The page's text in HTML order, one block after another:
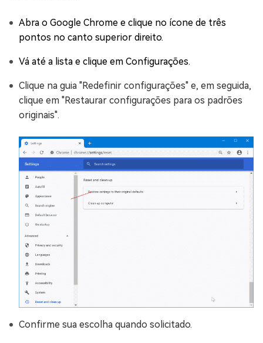
Abra o Google Chrome e clique no ícone de três
pontos no canto superior direito.
Vá até a lista e clique em Configurações.
Clique na guia "Redefinir configurações" e, em seguida,
clique em "Restaurar configurações para os padrões
originais".
Confirme sua escolha quando solicitado.